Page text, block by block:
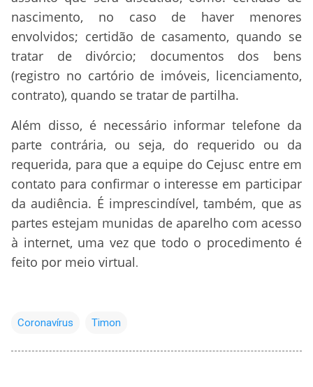
nascimento, no caso de haver menores
envolvidos; certidão de casamento, quando se
tratar de divórcio; documentos dos bens
(registro no cartório de imóveis, licenciamento,
contrato), quando se tratar de partilha.
Além disso, é necessário informar telefone da
parte contrária, ou seja, do requerido ou da
requerida, para que a equipe do Cejusc entre em
contato para confirmar o interesse em participar
da audiência. É imprescindível, também, que as
partes estejam munidas de aparelho com acesso
à internet, uma vez que todo o procedimento é
feito por meio virtual.
Coronavírus Timon